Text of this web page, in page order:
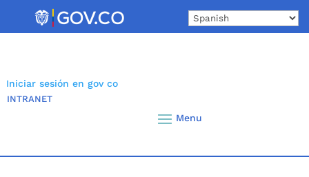
Iniciar sesión en gov co
INTRANET